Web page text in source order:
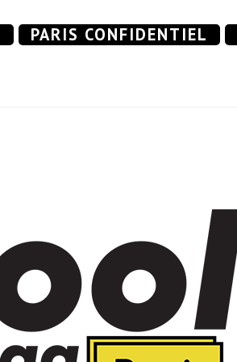
PARIS CONFIDENTIEL